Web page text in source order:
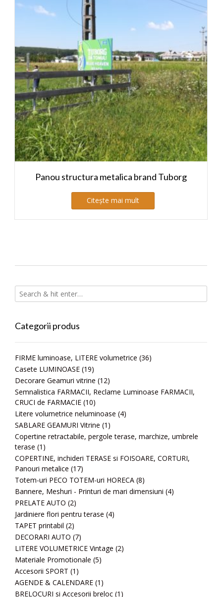
Panou structura metalica brand Tuborg
Citește mai mult
Categorii produs
FIRME luminoase, LITERE volumetrice (36)
Casete LUMINOASE (19)
Decorare Geamuri vitrine (12)
Semnalistica FARMACII, Reclame Luminoase FARMACII,
CRUCI de FARMACIE (10)
Litere volumetrice neluminoase (4)
SABLARE GEAMURI Vitrine (1)
Copertine retractabile, pergole terase, marchize, umbrele
terase (1)
COPERTINE, inchideri TERASE si FOISOARE, CORTURI,
Panouri metalice (17)
Totem-uri PECO TOTEM-uri HORECA (8)
Bannere, Meshuri - Printuri de mari dimensiuni (4)
PRELATE AUTO (2)
Jardiniere flori pentru terase (4)
TAPET printabil (2)
DECORARI AUTO (7)
LITERE VOLUMETRICE Vintage (2)
Materiale Promotionale (5)
Accesorii SPORT (1)
AGENDE & CALENDARE (1)
BRELOCURI si Accesorii breloc (1)